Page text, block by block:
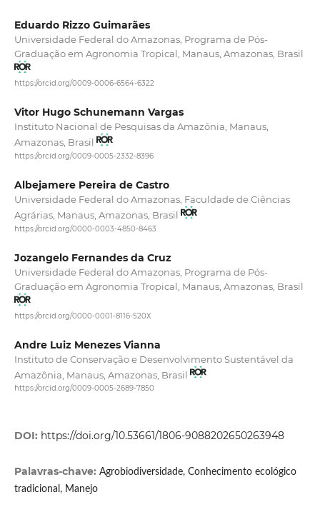
Eduardo Rizzo Guimarães
Universidade Federal do Amazonas, Programa de Pós-
Graduação em Agronomia Tropical, Manaus, Amazonas, Brasil
https://orcid.org/0009-0006-6564-6322
Vitor Hugo Schunemann Vargas
Instituto Nacional de Pesquisas da Amazônia, Manaus,
Amazonas, Brasil
https://orcid.org/0009-0005-2332-8396
Albejamere Pereira de Castro
Universidade Federal do Amazonas, Faculdade de Ciências
Agrárias, Manaus, Amazonas, Brasil
https://orcid.org/0000-0003-4850-8463
Jozangelo Fernandes da Cruz
Universidade Federal do Amazonas, Programa de Pós-
Graduação em Agronomia Tropical, Manaus, Amazonas, Brasil
https://orcid.org/0000-0001-8116-520X
Andre Luiz Menezes Vianna
Instituto de Conservação e Desenvolvimento Sustentável da
Amazônia, Manaus, Amazonas, Brasil
https://orcid.org/0009-0005-2689-7850
DOI: https://doi.org/10.53661/1806-9088202650263948
Palavras-chave: Agrobiodiversidade, Conhecimento ecológico
tradicional, Manejo